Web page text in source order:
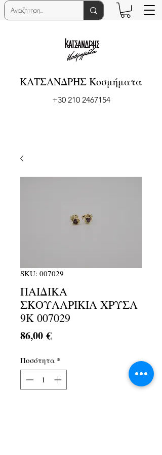
ΚΑΤΣΑΝΔΡΗΣ Κοσμήματα
+30 210 2467154
SKU: 007029
ΠΑΙΔΙΚΑ
ΣΚΟΥΛΑΡΙΚΙΑ ΧΡΥΣΑ
9Κ 007029
86,00 €Τιμή
Ποσότητα *